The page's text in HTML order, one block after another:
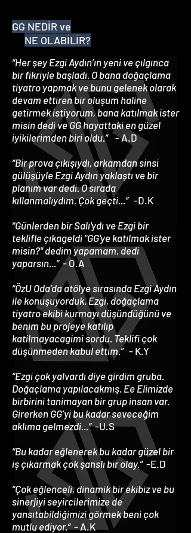
GG NEDİR ve
NE OLABİLİR?
“Her şey Ezgi Aydın’ın yeni ve çılgınca
bir fikriyle başladı. O bana doğaçlama
tiyatro yapmak ve bunu gelenek olarak
devam ettiren bir oluşum haline
getirmek istiyorum, bana katılmak ister
misin dedi ve GG hayattaki en güzel
iyikilerimden biri oldu.”- A.D
“Bir prova çıkışıydı, arkamdan sinsi
gülüşüyle Ezgi Aydın yaklaştı ve bir
planım var dedi. O sırada
kıllanmalıydım. Çok geçti...”-D.K
“Günlerden bir Salı'ydı ve Ezgi bir
teklifle çıkageldi "GG'ye katılmak ister
misin?" dedim yapamam, dedi
yaparsın...” - O.A
“ÖzU Oda’da atölye sırasında Ezgi Aydın
ile konuşuyorduk. Ezgi, doğaçlama
tiyatro ekibi kurmayı düşündüğünü ve
benim bu projeye katılıp
katilmayacagimi sordu. Teklifi çok
düşünmeden kabul ettim.” - K.Y
“Ezgi çok yalvardı diye girdim gruba.
Doğaçlama yapılacakmış. Ee Elimizde
birbirini tanimayan bir grup insan var.
Girerken GG’yi bu kadar seveceğim
aklıma gelmezdi...”-U.S
“Bu kadar eğlenerek bu kadar güzel bir
iş çıkarmak çok şanslı bir olay.”-E.D
“Çok eğlenceli, dinamik bir ekibiz ve bu
sinerjiyi seyircilerimize de
yansıtabildiğimizi görmek beni çok
mutlu ediyor.” - A.K